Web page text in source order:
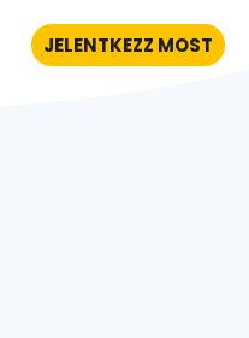
JELENTKEZZ MOST